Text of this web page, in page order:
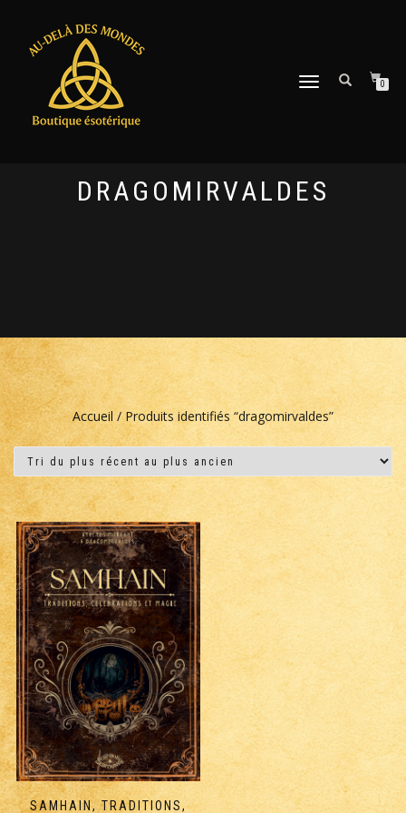
DÉPLIER
0
DRAGOMIRVALDES
Accueil/ Produits identifiés “dragomirvaldes”
SAMHAIN, TRADITIONS,